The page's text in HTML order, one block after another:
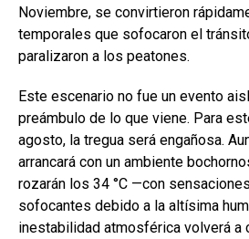
Noviembre, se convirtieron
temporales que sofocaron el
paralizaron a los peatones.
Este escenario no fue un evento
preámbulo de lo que viene. Para
agosto, la tregua será engañosa.
arrancará con un ambiente
rozarán los 34 °C —con
sofocantes debido a la altísima
inestabilidad atmosférica volverá a